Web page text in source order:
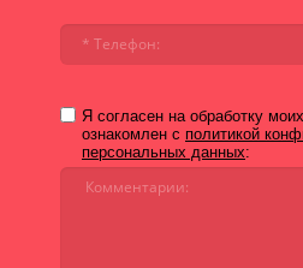
Я согласен на обработку
ознакомлен с политикой
персональных данных: